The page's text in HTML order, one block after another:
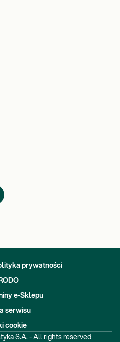
prywatności
RODO
e-Sklepu
serwisu
cookie
S.A. - All rights reserved